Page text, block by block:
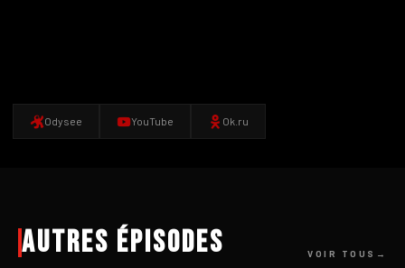
Odysee YouTube Ok.ru
Autres épisodes VOIR TOUS